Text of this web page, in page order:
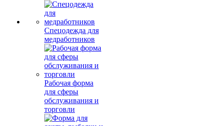
Спецодежда для
медработников
Рабочая форма
для сферы
обслуживания и
торговли